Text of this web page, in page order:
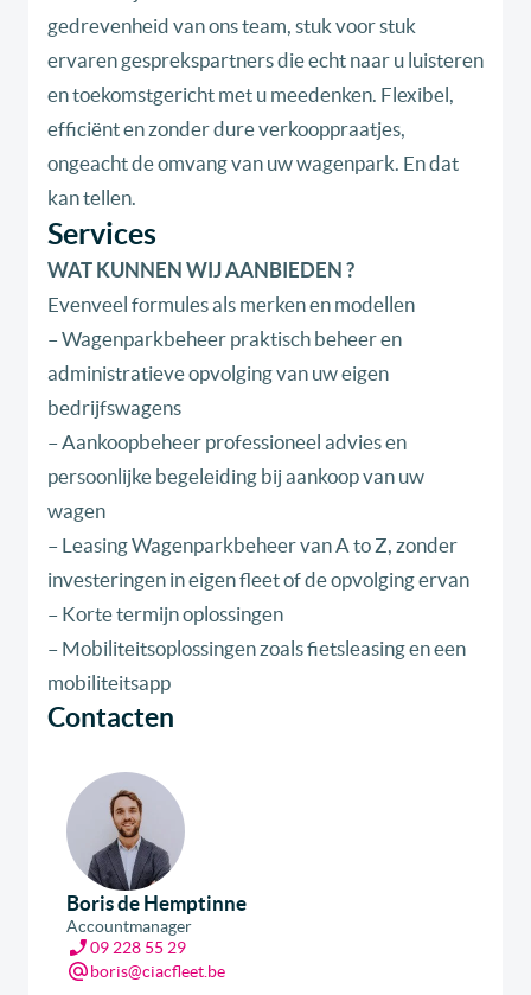
gedrevenheid van ons team, stuk voor stuk
ervaren gesprekspartners die echt naar u luisteren
en toekomstgericht met u meedenken. Flexibel,
efficiënt en zonder dure verkooppraatjes,
ongeacht de omvang van uw wagenpark. En dat
kan tellen.
Services
WAT KUNNEN WIJ AANBIEDEN ?
Evenveel formules als merken en modellen
– Wagenparkbeheer praktisch beheer en
administratieve opvolging van uw eigen
bedrijfswagens
– Aankoopbeheer professioneel advies en
persoonlijke begeleiding bij aankoop van uw
wagen
– Leasing Wagenparkbeheer van A to Z, zonder
investeringen in eigen fleet of de opvolging ervan
– Korte termijn oplossingen
– Mobiliteitsoplossingen zoals fietsleasing en een
mobiliteitsapp
Contacten
Boris de Hemptinne
Accountmanager
09 228 55 29
boris@ciacfleet.be